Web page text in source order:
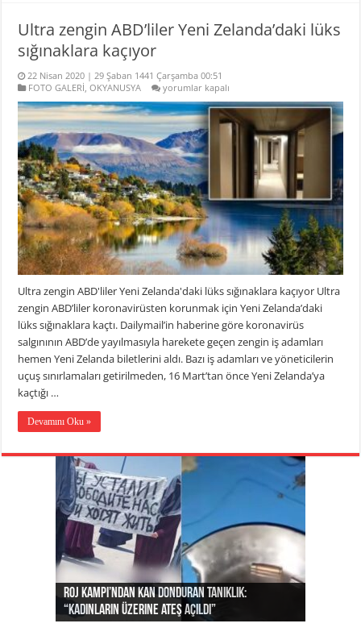
Ultra zengin ABD’liler Yeni Zelanda’daki lüks
sığınaklara kaçıyor
22 Nisan 2020 | 29 Şaban 1441 Çarşamba 00:51
FOTO GALERİ,OKYANUSYA
Ultra
zengin
ABD’liler
Yeni
Zelanda’daki
lüks
sığınaklara
kaçıyor
için
yorumlar kapalı
Ultra zengin ABD'liler Yeni Zelanda'daki lüks sığınaklara kaçıyor Ultra
zengin ABD’liler koronavirüsten korunmak için Yeni Zelanda’daki
lüks sığınaklara kaçtı. Dailymail’in haberine göre koronavirüs
salgınının ABD’de yayılmasıyla harekete geçen zengin iş adamları
hemen Yeni Zelanda biletlerini aldı. Bazı iş adamları ve yöneticilerin
uçuş sınırlamaları getirilmeden, 16 Mart’tan önce Yeni Zelanda’ya
kaçtığı …
Devamını Oku »
Roj Kampı’ndan kan donduran tanıklık:
“Kadınların üzerine ateş açıldı”
Ortadoğu’da tansiyon yükseliyor: Suriye’den
Irak’a misilleme tehdidi!
Dünyanın yapamadığını hayvan hakları örgütü
yaptı… İsrail’in “timsah” planına fren!
Suriye büyükelçisi duyurdu: Türk okuluna ön
kayıtlar başladı
Uygur olmanın bedeli: Bir videosu izlendi diye evi
basıldı, kabus yaşatıldı!